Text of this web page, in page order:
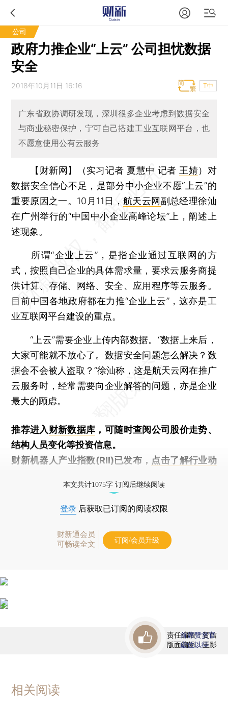
公司
政府力推企业“上云” 公司担忧数据
安全
2018年10月11日 16:16 T中
广东省政协调研发现，深圳很多企业考虑到数据安全
与商业秘密保护，宁可自己搭建工业互联网平台，也
不愿意使用公有云服务
【财新网】（实习记者 夏慧中 记者 王婧） 对
数据安全信心不足，是部分中小企业不愿“上云”的
重要原因之一。10月11日，航天云网副总经理徐汕
在广州举行的“中国中小企业高峰论坛”上，阐述上
述现象。
所谓“企业上云”，是指企业通过互联网的方
式，按照自己企业的具体需求量，要求云服务商提
供计算、存储、网络、安全、应用程序等云服务。
目前中国各地政府都在力推“企业上云”，这亦是工
业互联网平台建设的重点。
“上云”需要企业上传内部数据。“数据上来后，
大家可能就不放心了。数据安全问题怎么解决？数
据会不会被人盗取？”徐汕称，这是航天云网在推广
云服务时，经常需要向企业解答的问题，亦是企业
最大的顾虑。
推荐进入财新数据库 ，可随时查阅公司股价走势、
结构人员变化等投资信息。
财新机器人产业指数(RII)已发布， 点击了解行业动
本文共计1075字 订阅后继续阅读
登录 后获取已订阅的阅读权限
财新通会员
可畅读全文
订阅/会员升级
责任编辑：贺信
版面编辑：王影
首席赞赏官
虚位以待
相关阅读